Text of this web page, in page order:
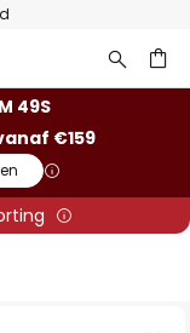
49S
€159